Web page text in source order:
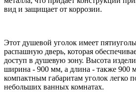
вид и защищает от коррозии.
Этот душевой уголок имеет
распашную дверь, которая
доступ в душевую зону. Высота
ширина - 900 мм, а длина - также 900
компактным габаритам уголок легко
небольших ванных комнатах.